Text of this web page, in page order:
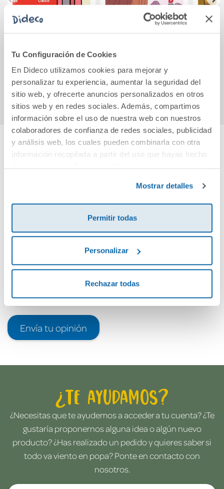
Tu Configuración de Cookies
En Dideco utilizamos cookies para mejorar y
personalizar tu experiencia, aumentar la seguridad del
sitio web, y ofrecerte anuncios personalizados en otros
sitios web y en redes sociales. Además, compartimos
información sobre el uso de nuestra web con nuestros
colaboradores de confianza de redes sociales, publicidad
y análisis web, los cuales pueden combinarla con otra
información recopilada a partir del uso que hayas hecho
Mostrar detalles
Permitir todas
Personalizar
Rechazar todas
Diario de Pang 2.
Viviendo a Tu Lado
11,95€
Comprar
Cómic Troti 1: Troti
en busca del sol
12,95€
Comprar
Cuéntanos tu opinión
¡Sé el primero en valorar este producto!
Debes iniciar sesión para poder valorarlo
Envía tu opinión
¿Te ayudamos?
¿Necesitas que te ayudemos a acceder a tu cuenta? ¿Te
gustaría proponernos alguna idea o algún nuevo
producto? ¿Has realizado un pedido y quieres saber si
todo va viento en popa? Ponte en contacto con
nosotros.